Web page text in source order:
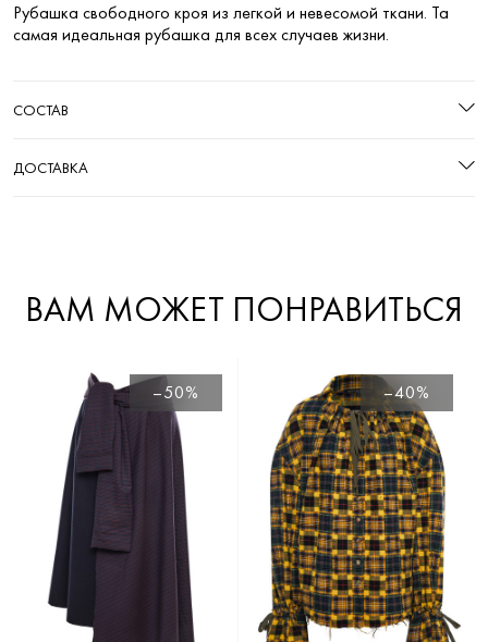
Рубашка свободного кроя из легкой и невесомой ткани. Та
самая идеальная рубашка для всех случаев жизни.
СОСТАВ
ДОСТАВКА
ВАМ МОЖЕТ ПОНРАВИТЬСЯ
–50% –40%